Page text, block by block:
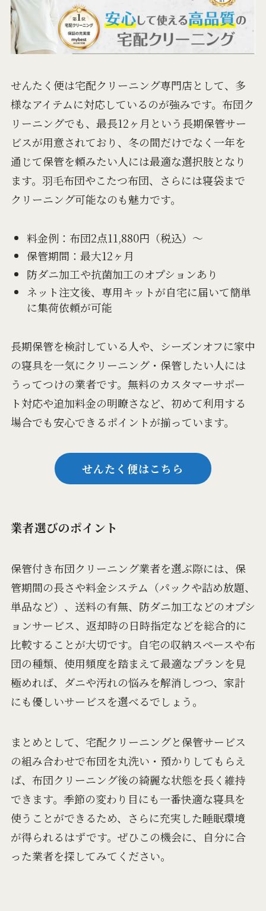
せんたく便は宅配クリーニング専門店として、多
様なアイテムに対応しているのが強みです。布団ク
リーニングでも、最長12ヶ月という長期保管サー
ビスが用意されており、冬の間だけでなく一年を
通じて保管を頼みたい人には最適な選択肢となり
ます。羽毛布団やこたつ布団、さらには寝袋まで
クリーニング可能なのも魅力です。
料金例：布団2点11,880円（税込）～
保管期間：最大12ヶ月
防ダニ加工や抗菌加工のオプションあり
ネット注文後、専用キットが自宅に届いて簡単
に集荷依頼が可能
長期保管を検討している人や、シーズンオフに家中
の寝具を一気にクリーニング・保管したい人には
うってつけの業者です。無料のカスタマーサポー
ト対応や追加料金の明瞭さなど、初めて利用する
場合でも安心できるポイントが揃っています。
せんたく便はこちら
業者選びのポイント
保管付き布団クリーニング業者を選ぶ際には、保
管期間の長さや料金システム（パックや詰め放題、
単品など）、送料の有無、防ダニ加工などのオプシ
ョンサービス、返却時の日時指定などを総合的に
比較することが大切です。自宅の収納スペースや布
団の種類、使用頻度を踏まえて最適なプランを見
極めれば、ダニや汚れの悩みを解消しつつ、家計
にも優しいサービスを選べるでしょう。
まとめとして、宅配クリーニングと保管サービス
の組み合わせで布団を丸洗い・預かりしてもらえ
ば、布団クリーニング後の綺麗な状態を長く維持
できます。季節の変わり目にも一番快適な寝具を
使うことができるため、さらに充実した睡眠環境
が得られるはずです。ぜひこの機会に、自分に合
った業者を探してみてください。